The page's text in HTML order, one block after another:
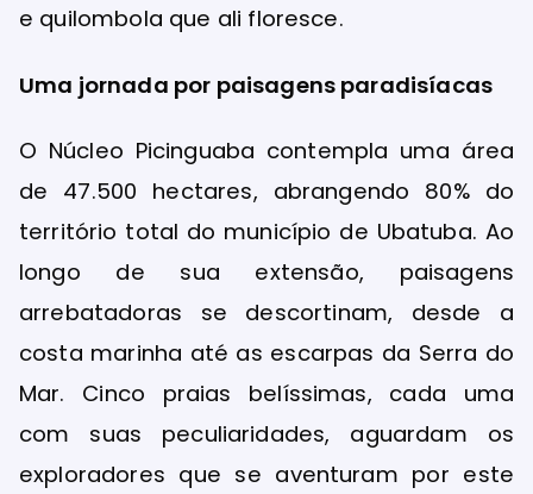
e quilombola que ali floresce.
Uma jornada por paisagens paradisíacas
O Núcleo Picinguaba contempla uma área
de 47.500 hectares, abrangendo 80% do
território total do município de Ubatuba. Ao
longo de sua extensão, paisagens
arrebatadoras se descortinam, desde a
costa marinha até as escarpas da Serra do
Mar. Cinco praias belíssimas, cada uma
com suas peculiaridades, aguardam os
exploradores que se aventuram por este